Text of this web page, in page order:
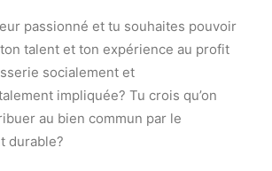
passionné et tu souhaites pouvoir
talent et ton expérience au profit
socialement et
impliquée? Tu crois qu’on
au bien commun par le
durable?